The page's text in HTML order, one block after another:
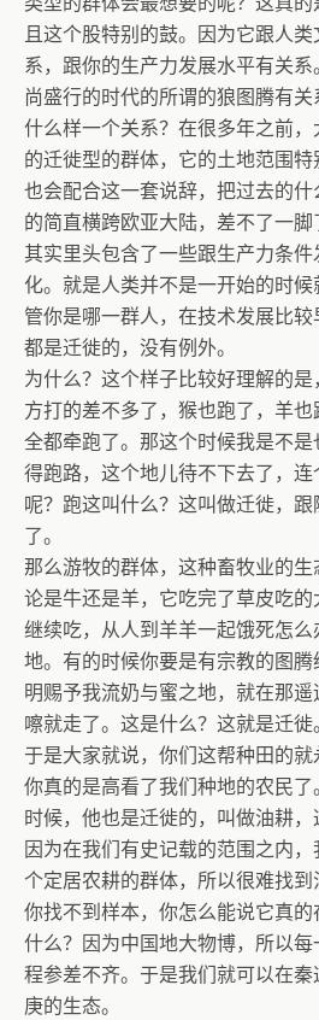
且这个股特别的鼓。因为它跟人
系，跟你的生产力发展水平有关
尚盛行的时代的所谓的狼图腾有关
什么样一个关系？在很多年之前
的迁徙型的群体，它的土地范围
也会配合这一套说辞，把过去的
的简直横跨欧亚大陆，差不了一
其实里头包含了一些跟生产力条
化。就是人类并不是一开始的时
管你是哪一群人，在技术发展比
都是迁徙的，没有例外。
为什么？这个样子比较好理解的
方打的差不多了，猴也跑了，羊
全都牵跑了。那这个时候我是不
得跑路，这个地儿待不下去了，
呢？跑这叫什么？这叫做迁徙，
了。
那么游牧的群体，这种畜牧业的
论是牛还是羊，它吃完了草皮吃
继续吃，从人到羊羊一起饿死怎
地。有的时候你要是有宗教的图
明赐予我流奶与蜜之地，就在那
嚓就走了。这是什么？这就是迁徙
于是大家就说，你们这帮种田的就
你真的是高看了我们种地的农民
时候，他也是迁徙的，叫做油耕，
因为在我们有史记载的范围之内
个定居农耕的群体，所以很难找到
你找不到样本，你怎么能说它真
什么？因为中国地大物博，所以
程参差不齐。于是我们就可以在
庚的生态。